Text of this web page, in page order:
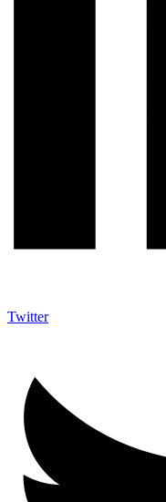
Twitter